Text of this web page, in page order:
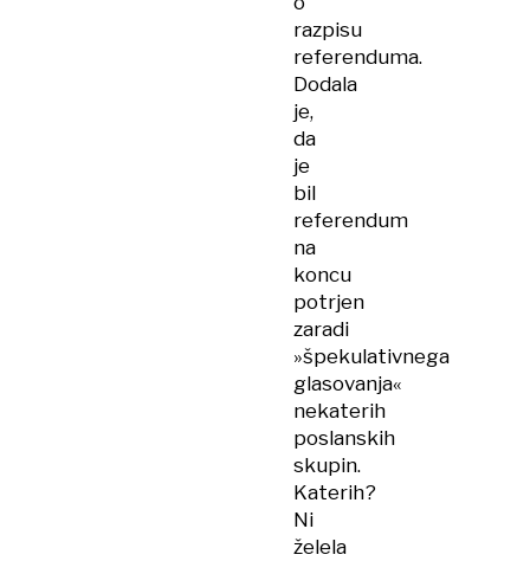
razpisu
referenduma.
Dodala
je,
da
je
bil
referendum
na
koncu
potrjen
zaradi
»špekulativnega
glasovanja«
nekaterih
poslanskih
skupin.
Katerih?
Ni
želela